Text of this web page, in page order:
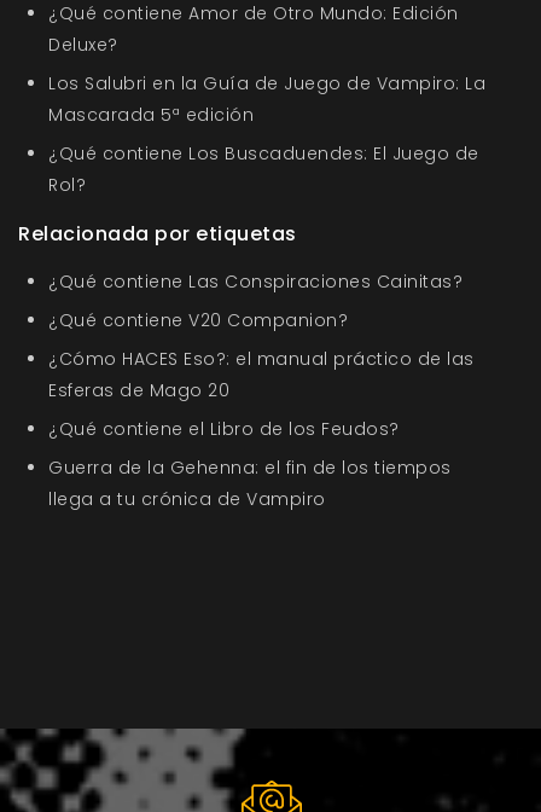
¿Qué contiene Amor de Otro Mundo: Edición
Deluxe?
Los Salubri en la Guía de Juego de Vampiro: La
Mascarada 5ª edición
¿Qué contiene Los Buscaduendes: El Juego de
Rol?
Relacionada por etiquetas
¿Qué contiene Las Conspiraciones Cainitas?
¿Qué contiene V20 Companion?
¿Cómo HACES Eso?: el manual práctico de las
Esferas de Mago 20
¿Qué contiene el Libro de los Feudos?
Guerra de la Gehenna: el fin de los tiempos
llega a tu crónica de Vampiro